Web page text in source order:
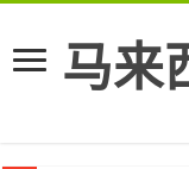
马来